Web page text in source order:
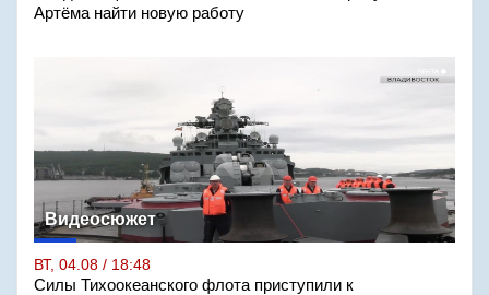
Артёма найти новую работу
Видеосюжет
ВТ, 04.08 / 18:48
Силы Тихоокеанского флота приступили к